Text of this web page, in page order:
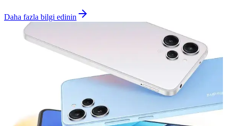
Daha fazla bilgi edinin